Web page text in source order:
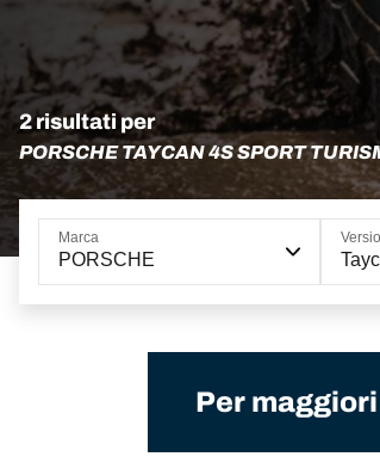
2 risultati per
PORSCHE TAYCAN 4S SPORT
Marca
PORSCHE
Per